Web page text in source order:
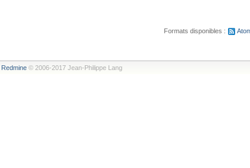
Formats disponibles :
Redmine© 2006-2017 Jean-Philippe Lang